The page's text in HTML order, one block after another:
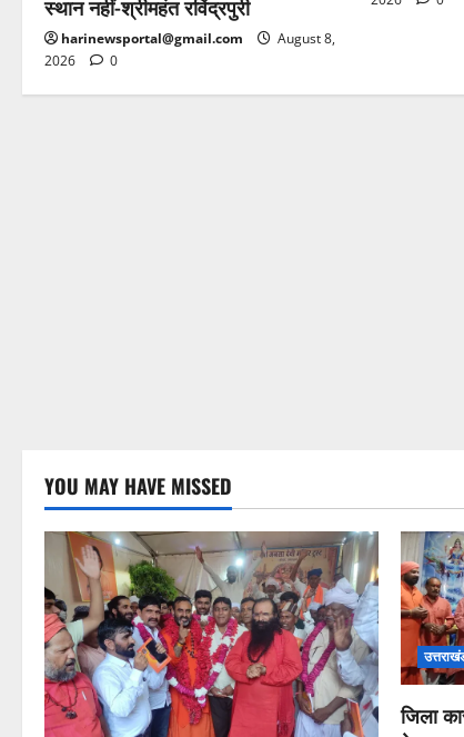
स्थान नहीं-श्रीमहंत रविंद्रपुरी
harinewsportal@gmail.com
August 8,
2026
0
YOU MAY HAVE MISSED
जिला